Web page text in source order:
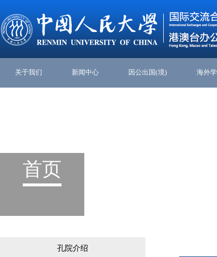
关于我们 新闻中心 因公出国(境) 海外
首页
孔院介绍